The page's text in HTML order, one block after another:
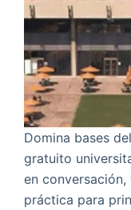
Domina bases
gratuito
en
práctica para